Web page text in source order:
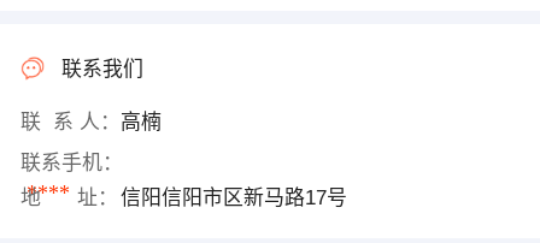
联系我们
联 系 人： 高楠
联系手机：
****
地 址： 信阳信阳市区新马路17号